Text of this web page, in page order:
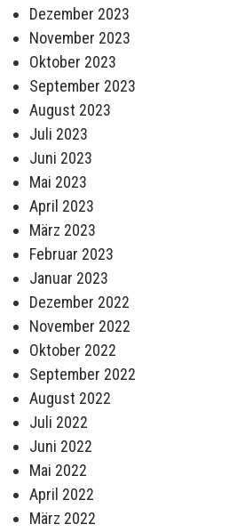
Dezember 2023
November 2023
Oktober 2023
September 2023
August 2023
Juli 2023
Juni 2023
Mai 2023
April 2023
März 2023
Februar 2023
Januar 2023
Dezember 2022
November 2022
Oktober 2022
September 2022
August 2022
Juli 2022
Juni 2022
Mai 2022
April 2022
März 2022